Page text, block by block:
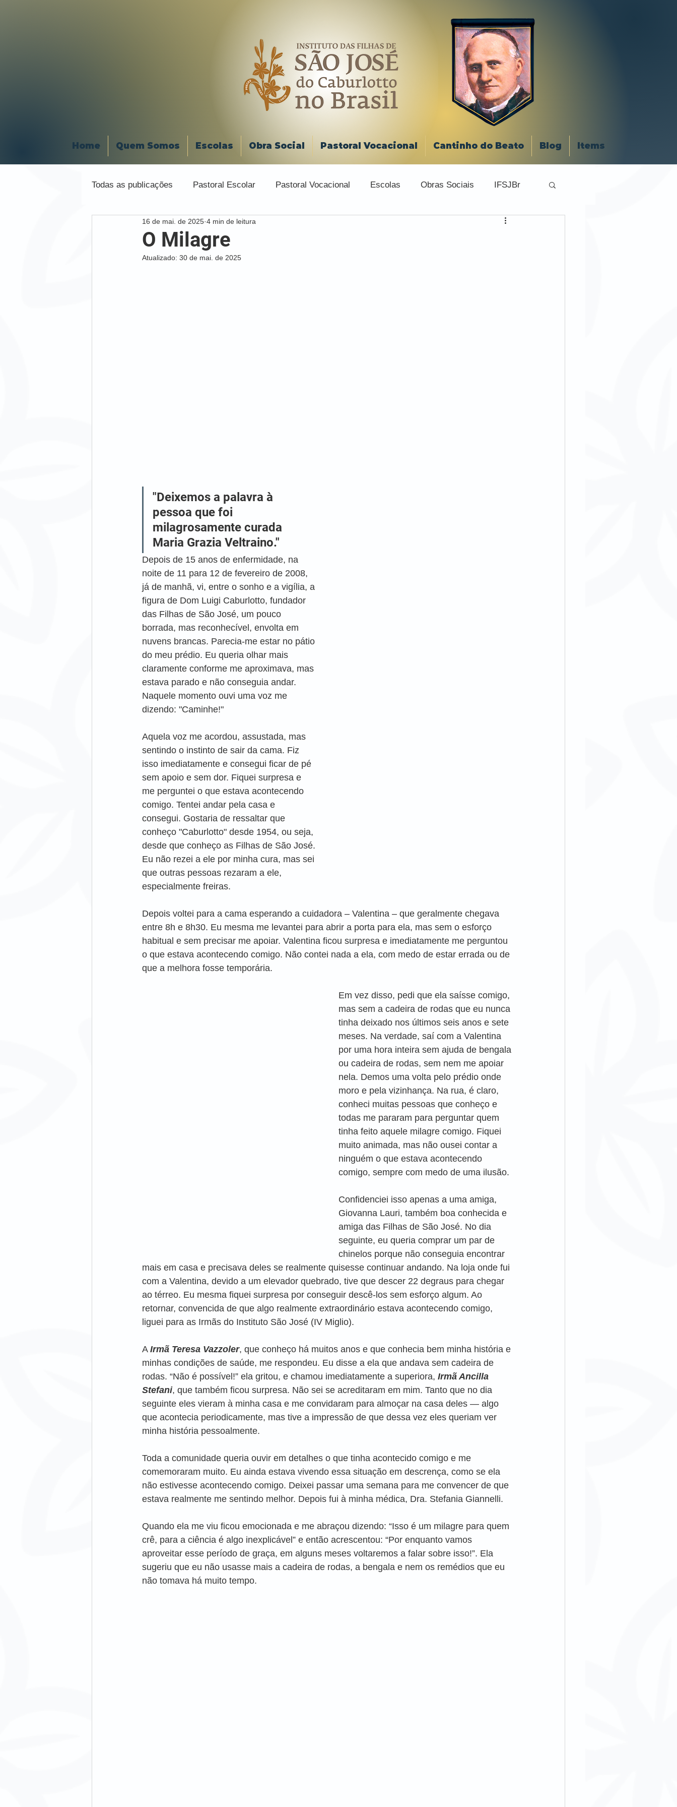
Home Quem Somos Escolas Obra Social Pastoral Vocacional Cantinho do Beato Blog Items
Todas as publicações Pastoral Escolar Pastoral Vocacional Escolas Obras Sociais IFSJBr
Organização Religiosa
O Milagre
16 de mai. de 2025 4 min de leitura
Atualizado: 30 de mai. de 2025
"Deixemos a palavra à
pessoa que foi
milagrosamente curada
Maria Grazia Veltraino."
Depois de 15 anos de enfermidade, na
noite de 11 para 12 de fevereiro de 2008,
já de manhã, vi, entre o sonho e a vigília, a
figura de Dom Luigi Caburlotto, fundador
das Filhas de São José, um pouco
borrada, mas reconhecível, envolta em
nuvens brancas. Parecia-me estar no pátio
do meu prédio. Eu queria olhar mais
claramente conforme me aproximava, mas
estava parado e não conseguia andar.
Naquele momento ouvi uma voz me
dizendo: "Caminhe!"
Aquela voz me acordou, assustada, mas
sentindo o instinto de sair da cama. Fiz
isso imediatamente e consegui ficar de pé
sem apoio e sem dor. Fiquei surpresa e
me perguntei o que estava acontecendo
comigo. Tentei andar pela casa e
consegui. Gostaria de ressaltar que
conheço "Caburlotto" desde 1954, ou seja,
desde que conheço as Filhas de São José.
Eu não rezei a ele por minha cura, mas sei
que outras pessoas rezaram a ele,
especialmente freiras.
Depois voltei para a cama esperando a cuidadora – Valentina – que geralmente chegava
entre 8h e 8h30. Eu mesma me levantei para abrir a porta para ela, mas sem o esforço
habitual e sem precisar me apoiar. Valentina ficou surpresa e imediatamente me perguntou
o que estava acontecendo comigo. Não contei nada a ela, com medo de estar errada ou de
que a melhora fosse temporária.
Em vez disso, pedi que ela saísse comigo,
mas sem a cadeira de rodas que eu nunca
tinha deixado nos últimos seis anos e sete
meses. Na verdade, saí com a Valentina
por uma hora inteira sem ajuda de bengala
ou cadeira de rodas, sem nem me apoiar
nela. Demos uma volta pelo prédio onde
moro e pela vizinhança. Na rua, é claro,
conheci muitas pessoas que conheço e
todas me pararam para perguntar quem
tinha feito aquele milagre comigo. Fiquei
muito animada, mas não ousei contar a
ninguém o que estava acontecendo
comigo, sempre com medo de uma ilusão.
Confidenciei isso apenas a uma amiga,
Giovanna Lauri, também boa conhecida e
amiga das Filhas de São José. No dia
seguinte, eu queria comprar um par de
chinelos porque não conseguia encontrar
mais em casa e precisava deles se realmente quisesse continuar andando. Na loja onde fui
com a Valentina, devido a um elevador quebrado, tive que descer 22 degraus para chegar
ao térreo. Eu mesma fiquei surpresa por conseguir descê-los sem esforço algum. Ao
retornar, convencida de que algo realmente extraordinário estava acontecendo comigo,
liguei para as Irmãs do Instituto São José (IV Miglio).
A Irmã Teresa Vazzoler, que conheço há muitos anos e que conhecia bem minha história e
minhas condições de saúde, me respondeu. Eu disse a ela que andava sem cadeira de
rodas. “Não é possível!” ela gritou, e chamou imediatamente a superiora, Irmã Ancilla
Stefani, que também ficou surpresa. Não sei se acreditaram em mim. Tanto que no dia
seguinte eles vieram à minha casa e me convidaram para almoçar na casa deles — algo
que acontecia periodicamente, mas tive a impressão de que dessa vez eles queriam ver
minha história pessoalmente.
Toda a comunidade queria ouvir em detalhes o que tinha acontecido comigo e me
comemoraram muito. Eu ainda estava vivendo essa situação em descrença, como se ela
não estivesse acontecendo comigo. Deixei passar uma semana para me convencer de que
estava realmente me sentindo melhor. Depois fui à minha médica, Dra. Stefania Giannelli.
Quando ela me viu ficou emocionada e me abraçou dizendo: “Isso é um milagre para quem
crê, para a ciência é algo inexplicável” e então acrescentou: “Por enquanto vamos
aproveitar esse período de graça, em alguns meses voltaremos a falar sobre isso!”. Ela
sugeriu que eu não usasse mais a cadeira de rodas, a bengala e nem os remédios que eu
não tomava há muito tempo.